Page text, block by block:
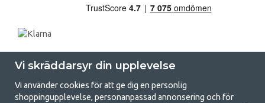
Vi skräddarsyr din upplevelse
Vi använder cookies för att ge dig en personlig
shoppingupplevelse, personanpassad annonsering och för